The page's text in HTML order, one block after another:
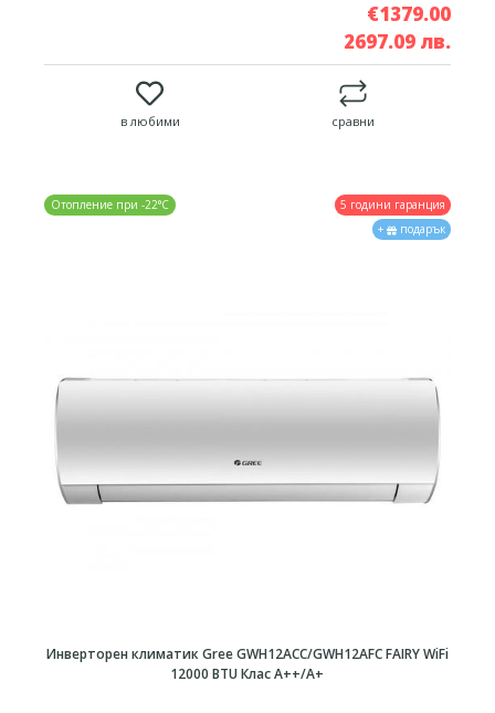
€1379.00
2697.09 лв.
в любими сравни
5 години гаранция
+
подарък
Отопление при -22°C
Инверторен климатик Gree GWH12ACC/GWH12AFC FAIRY WiFi
12000 BTU Клас A++/A+